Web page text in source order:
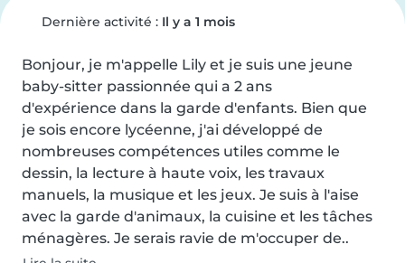
Dernière activité : Il y a 1 mois
Bonjour, je m'appelle Lily et je suis une jeune
baby-sitter passionnée qui a 2 ans
d'expérience dans la garde d'enfants. Bien que
je sois encore lycéenne, j'ai développé de
nombreuses compétences utiles comme le
dessin, la lecture à haute voix, les travaux
manuels, la musique et les jeux. Je suis à l'aise
avec la garde d'animaux, la cuisine et les tâches
ménagères. Je serais ravie de m'occuper de..